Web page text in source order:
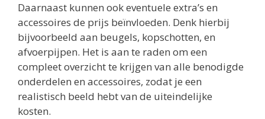
Daarnaast kunnen ook eventuele extra’s en
accessoires de prijs beïnvloeden. Denk hierbij
bijvoorbeeld aan beugels, kopschotten, en
afvoerpijpen. Het is aan te raden om een
compleet overzicht te krijgen van alle benodigde
onderdelen en accessoires, zodat je een
realistisch beeld hebt van de uiteindelijke
kosten.